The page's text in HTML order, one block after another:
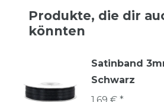
Produkte, die dir
könnten
Satinband
Schwarz